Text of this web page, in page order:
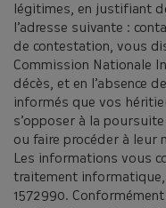
légitimes, en justifiant
l’adresse suivante : contact@smictom-sudest35.fr. En cas
de contestation, vous
Commission Nationale
décès, et en l’absence
informés que vos
s’opposer à la
ou faire procéder à leur
Les informations vous
traitement informatique,
1572990.